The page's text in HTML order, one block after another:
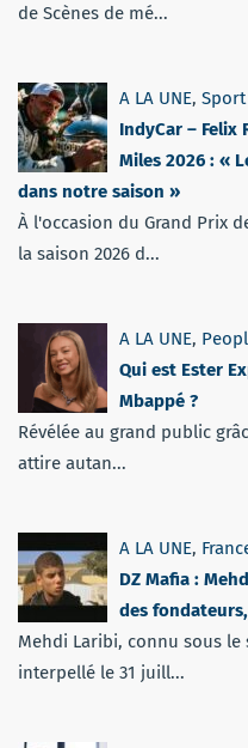
de Scènes de mé...
A LA UNE, Sport
IndyCar – Felix
Miles 2026 : «
dans notre saison »
À l'occasion du Grand Prix
la saison 2026 d...
A LA UNE,
Qui est Ester
Mbappé ?
Révélée au grand public
attire autan...
A LA UNE,
DZ Mafia :
des
Mehdi Laribi, connu sous le
interpellé le 31 juill...